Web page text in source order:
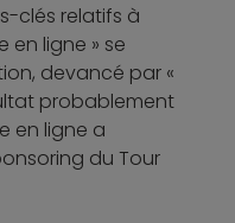
clés relatifs à
en ligne » se
devancé par «
probablement
en ligne a
du Tour